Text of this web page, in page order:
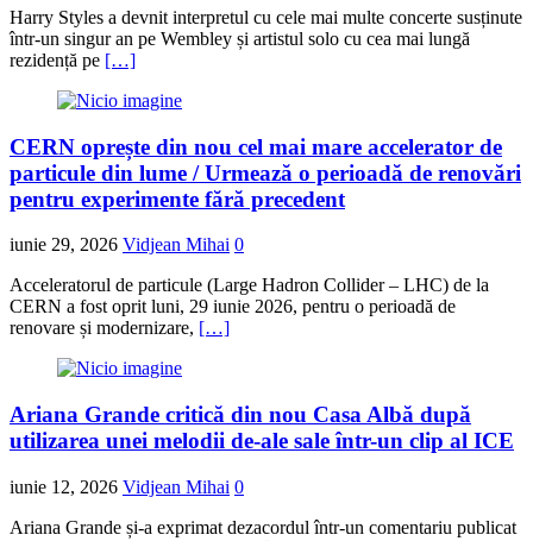
Harry Styles a devnit interpretul cu cele mai multe concerte susținute
într-un singur an pe Wembley și artistul solo cu cea mai lungă
rezidență pe […]
CERN oprește din nou cel mai mare accelerator de
particule din lume / Urmează o perioadă de renovări
pentru experimente fără precedent
iunie 29, 2026 Vidjean Mihai 0
Acceleratorul de particule (Large Hadron Collider – LHC) de la
CERN a fost oprit luni, 29 iunie 2026, pentru o perioadă de
renovare și modernizare, […]
Ariana Grande critică din nou Casa Albă după
utilizarea unei melodii de-ale sale într-un clip al ICE
iunie 12, 2026 Vidjean Mihai 0
Ariana Grande și-a exprimat dezacordul într-un comentariu publicat